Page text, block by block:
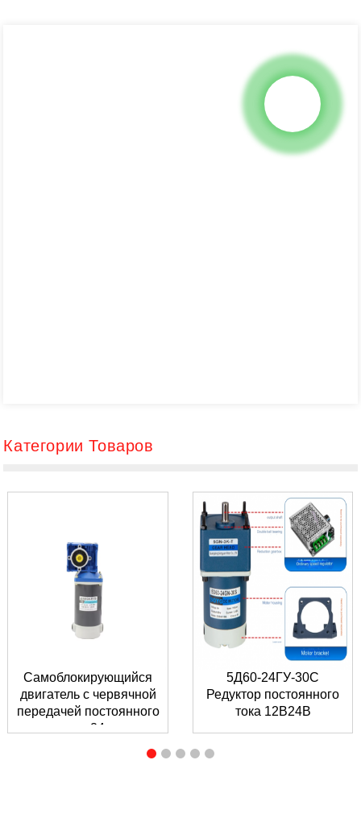
Категории Товаров
Самоблокирующийся
двигатель с червячной
передачей постоянного
тока 24...
5Д60-24ГУ-30С
Редуктор постоянного
тока 12В24В